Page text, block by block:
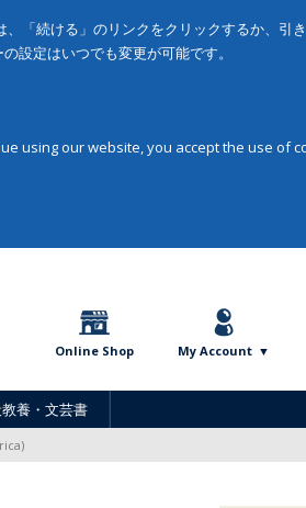
「続ける」のリンクをクリックするか、引
設定はいつでも変更が可能です。
using our website, you accept the use of
Online Shop My Account
養・文芸書